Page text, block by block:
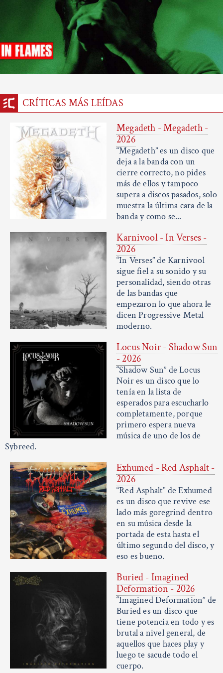
CRÍTICAS MÁS LEÍDAS
Megadeth - Megadeth -
2026
“Megadeth” es un disco que
deja a la banda con un
cierre correcto, no pides
más de ellos y tampoco
supera a discos pasados, solo
muestra la última cara de la
banda y como se...
Karnivool - In Verses -
2026
“In Verses” de Karnivool
sigue fiel a su sonido y su
personalidad, siendo otras
de las bandas que
empezaron lo que ahora le
dicen Progressive Metal
moderno.
Locus Noir - Shadow Sun
- 2026
“Shadow Sun” de Locus
Noir es un disco que lo
tenía en la lista de
esperados para escucharlo
completamente, porque
primero espera nueva
música de uno de los de
Sybreed.
Exhumed - Red Asphalt -
2026
“Red Asphalt” de Exhumed
es un disco que revive ese
lado más goregrind dentro
en su música desde la
portada de esta hasta el
último segundo del disco, y
eso es bueno.
Buried - Imagined
Deformation - 2026
“Imagined Deformation” de
Buried es un disco que
tiene potencia en todo y es
brutal a nivel general, de
aquellos que haces play y
luego te sacude todo el
cuerpo.